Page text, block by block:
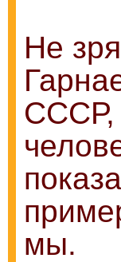
Не
СССР,
мы.